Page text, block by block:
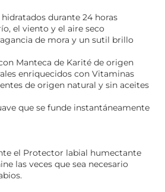
durante 24 horas
el viento y el aire seco
de mora y un sutil brillo
Manteca de Karité de origen
enriquecidos con Vitaminas
de origen natural y sin aceites
que se funde instantáneamente
el Protector labial humectante
las veces que sea necesario